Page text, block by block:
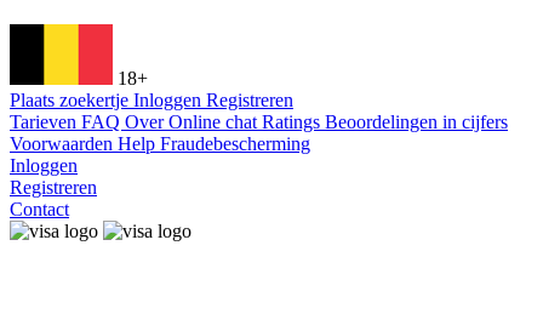
18+
Plaats zoekertje Inloggen Registreren
Tarieven FAQ OverOnline chat Ratings Beoordelingen in cijfers
Voorwaarden Help Fraudebescherming
Inloggen
Registreren
Contact